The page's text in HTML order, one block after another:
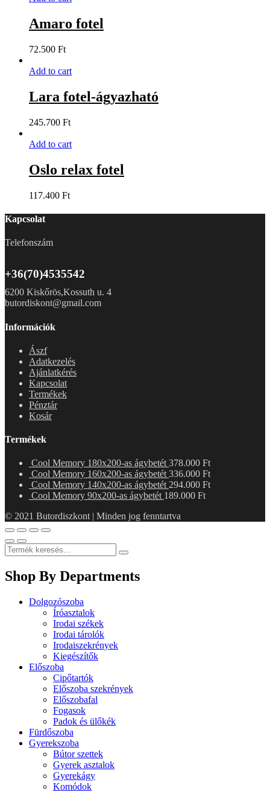
Amaro fotel
72.500 Ft
Add to cart
Lara fotel-ágyazható
245.700 Ft
Add to cart
Oslo relax fotel
117.400 Ft
Kapcsolat
Telefonszám
+36(70)4535542
6200 Kiskőrös,Kossuth u. 4
butordiskont@gmail.com
Információk
Ászf
Adatkezelés
Ajánlatkérés
Kapcsolat
Termékek
Pénztár
Kosár
Termékek
Cool Memory 180x200-as ágybetét 378.000 Ft
Cool Memory 160x200-as ágybetét 336.000 Ft
Cool Memory 140x200-as ágybetét 294.000 Ft
Cool Memory 90x200-as ágybetét 189.000 Ft
© 2021 Butordiszkont | Minden jog fenntartva
Shop By Departments
Dolgozószoba
Íróasztalok
Irodai székek
Irodai tárolók
Irodaiszekrények
Kiegészítők
Előszoba
Cipőtartók
Előszoba szekrények
Előszobafal
Fogasok
Padok és ülőkék
Fürdőszoba
Gyerekszoba
Bútor szettek
Gyerek asztalok
Gyerekágy
Komódok